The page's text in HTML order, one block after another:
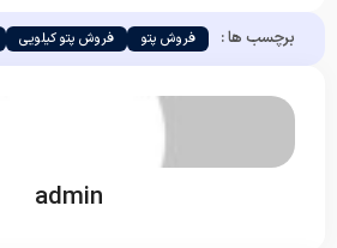
برچسب ها : فروش پتو فروش پتو کیلویی
admin